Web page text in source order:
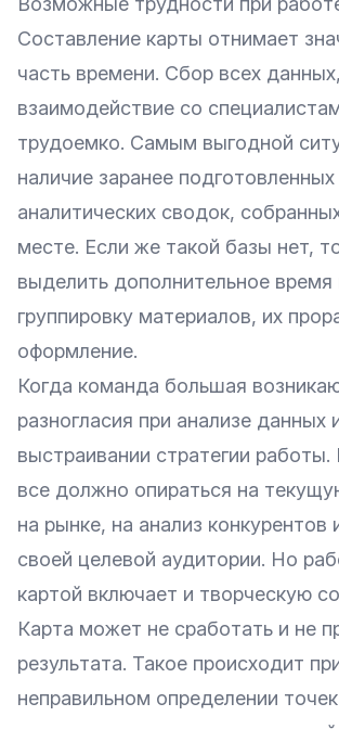
Составление карты отнимает
часть времени. Сбор всех
взаимодействие со
трудоемко. Самым выгодной
наличие заранее подготовленных
аналитических сводок,
месте. Если же такой базы нет,
выделить дополнительное время
группировку материалов, их
оформление.
Когда команда большая
разногласия при анализе данных
выстраивании стратегии работы.
все должно опираться на
на рынке, на анализ конкурентов
своей целевой аудитории. Но
картой включает и творческую
Карта может не сработать и не
результата. Такое происходит
неправильном определении